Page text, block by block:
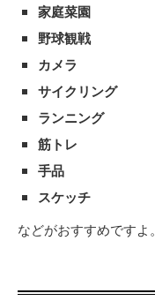
家庭菜園
野球観戦
カメラ
サイクリング
ランニング
筋トレ
手品
スケッチ
などがおすすめですよ。